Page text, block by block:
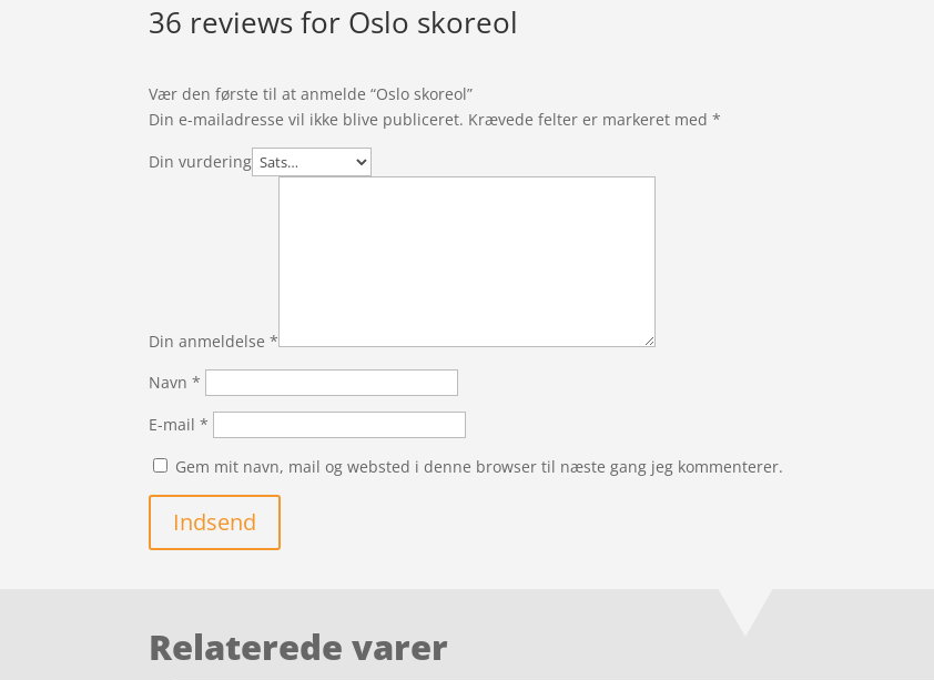
36 reviews for Oslo skoreol
Vær den første til at anmelde “Oslo skoreol”
Din e-mailadresse vil ikke blive publiceret. Krævede felter er markeret med*
Din vurdering
Din anmeldelse*
Navn*
E-mail*
Gem mit navn, mail og websted i denne browser til næste gang jeg kommenterer.
Indsend
Relaterede varer